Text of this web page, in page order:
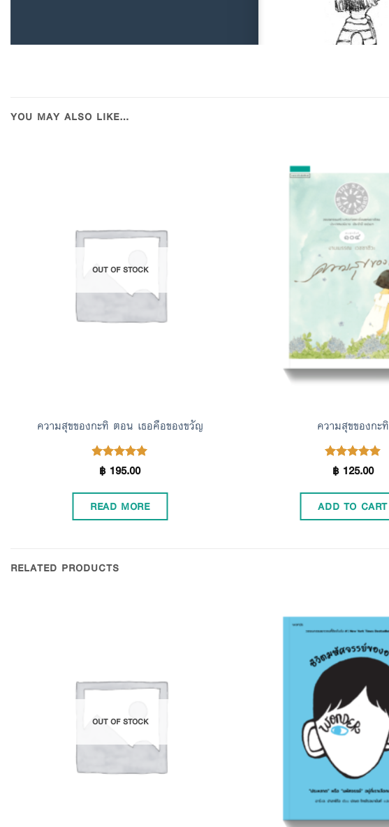
YOU MAY ALSO LIKE…
OUT OF STOCK
ความสุขของกะทิ ตอน เธอคือของขวัญ
Rated5.00
฿195.00
READ MORE
ความสุขของกะทิ
Rated4.90
฿125.00
ADD TO CART
RELATED PRODUCTS
OUT OF STOCK